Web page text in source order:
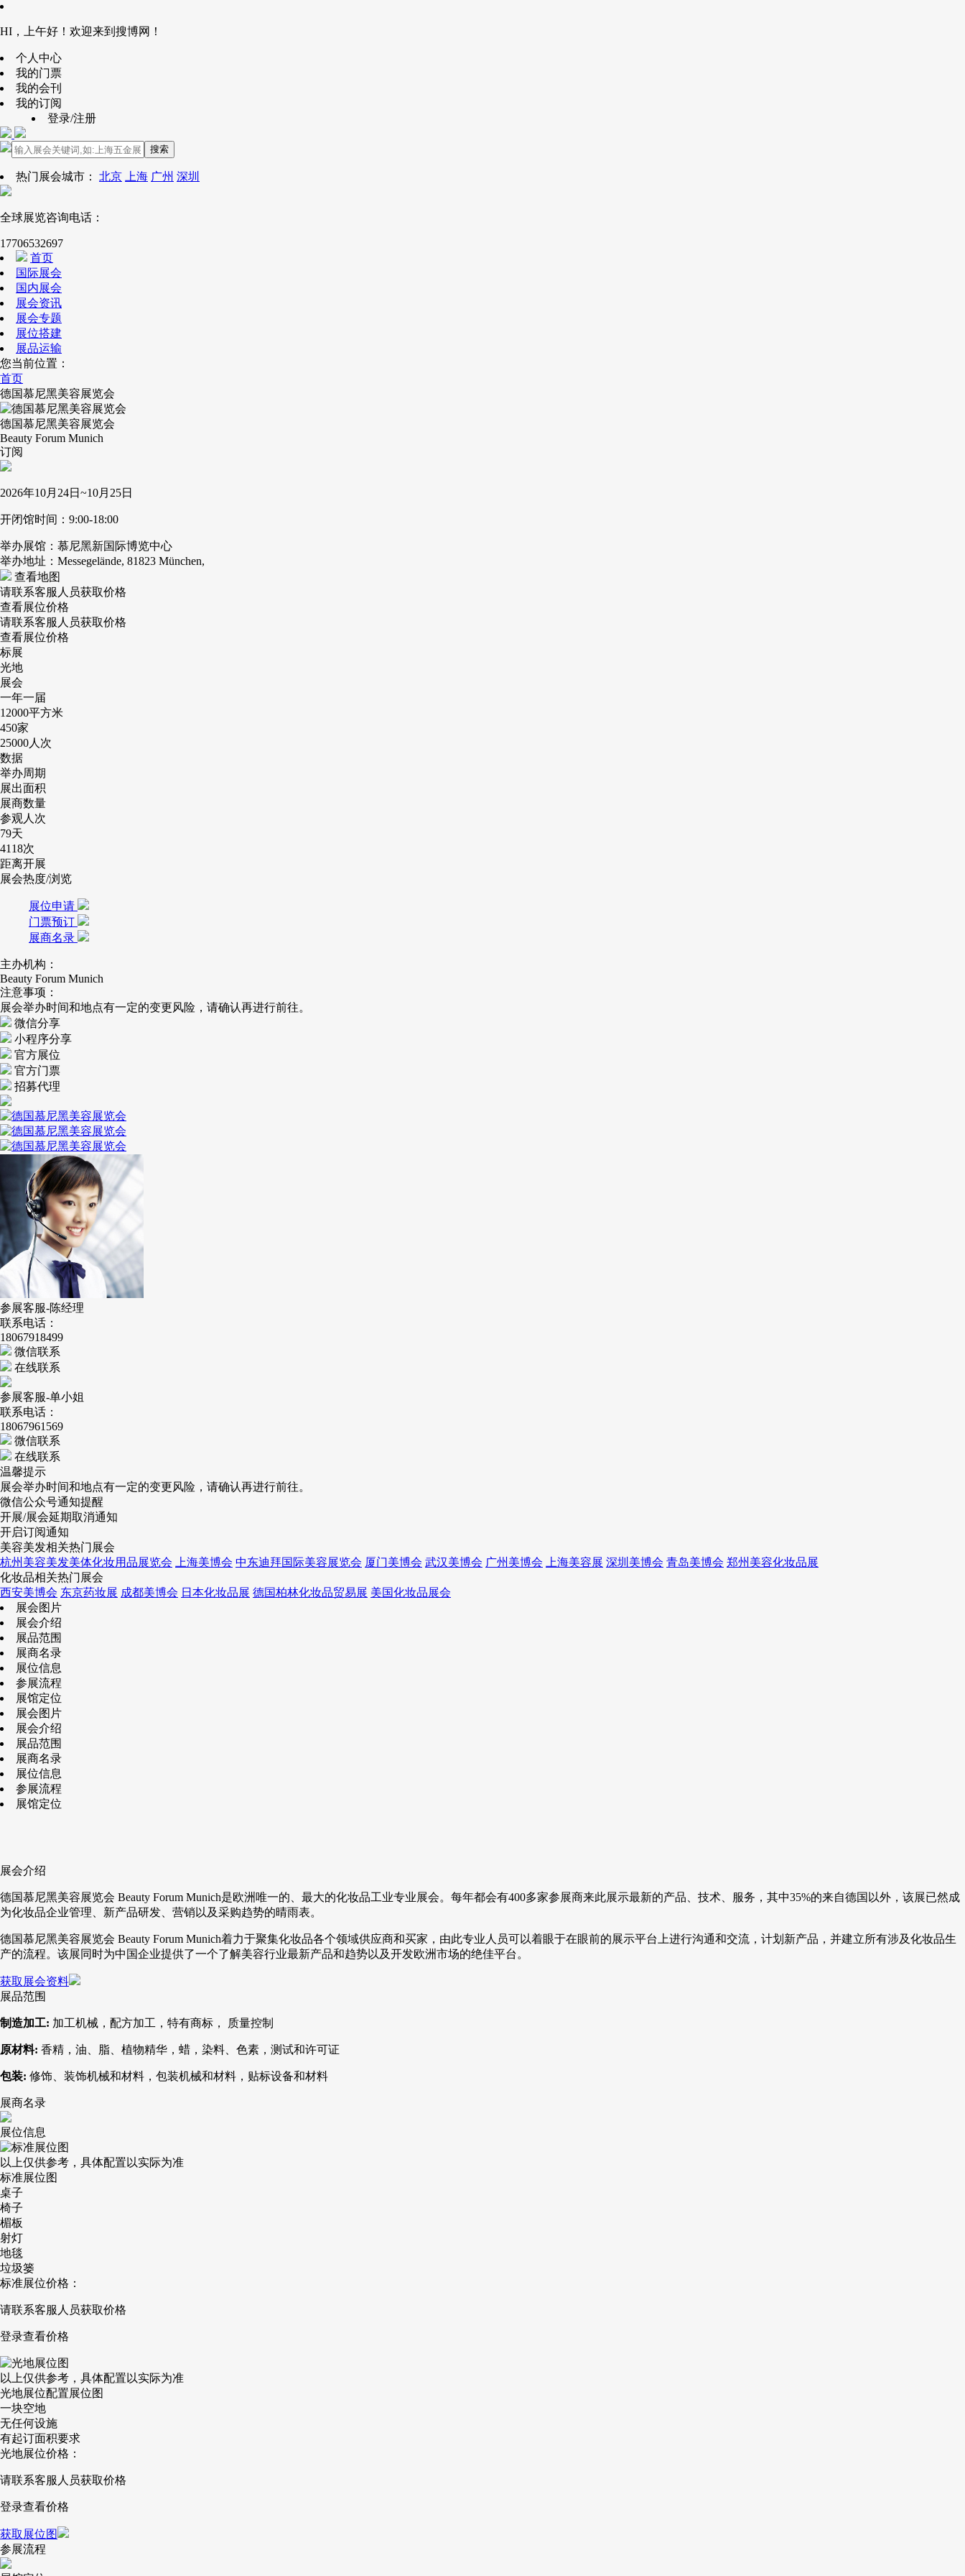
HI，上午好！欢迎来到搜博网！
个人中心
我的门票
我的会刊
我的订阅
登录/注册
搜索
热门展会城市： 北京 上海 广州 深圳
全球展览咨询电话：
17706532697
首页
国际展会
国内展会
展会资讯
展会专题
展位搭建
展品运输
您当前位置：
首页
德国慕尼黑美容展览会
德国慕尼黑美容展览会
Beauty Forum Munich
订阅
2026年10月24日~10月25日
开闭馆时间：9:00-18:00
举办展馆：慕尼黑新国际博览中心
举办地址：Messegelände, 81823 München,
查看地图
请联系客服人员获取价格
查看展位价格
请联系客服人员获取价格
查看展位价格
标展
光地
展会
一年一届
12000平方米
450家
25000人次
数据
举办周期
展出面积
展商数量
参观人次
79天
4118次
距离开展
展会热度/浏览
展位申请
门票预订
展商名录
主办机构：
Beauty Forum Munich
注意事项：
展会举办时间和地点有一定的变更风险，请确认再进行前往。
微信分享
小程序分享
官方展位
官方门票
招募代理
参展客服-陈经理
联系电话：
18067918499
微信联系
在线联系
参展客服-单小姐
联系电话：
18067961569
微信联系
在线联系
温馨提示
展会举办时间和地点有一定的变更风险，请确认再进行前往。
微信公众号通知提醒
开展/展会延期取消通知
开启订阅通知
美容美发相关热门展会
杭州美容美发美体化妆用品展览会
上海美博会 中东迪拜国际美容展览会 厦门美博会 武汉美博会 广州美博会 上海美容展 深圳美博会 青岛美博会 郑州美容化妆品展
化妆品相关热门展会
西安美博会 东京药妆展 成都美博会 日本化妆品展 德国柏林化妆品贸易展 美国化妆品展会
展会图片
展会介绍
展品范围
展商名录
展位信息
参展流程
展馆定位
展会图片
展会介绍
展品范围
展商名录
展位信息
参展流程
展馆定位
展会介绍
德国慕尼黑美容展览会 Beauty Forum Munich是欧洲唯一的、最大的化妆品工业专业展会。每年都会有400多家参展商来此展示最新的产品、技术、服务，其中35%的来自德国以外，该展已然成
为化妆品企业管理、新产品研发、营销以及采购趋势的晴雨表。
德国慕尼黑美容展览会 Beauty Forum Munich着力于聚集化妆品各个领域供应商和买家，由此专业人员可以着眼于在眼前的展示平台上进行沟通和交流，计划新产品，并建立所有涉及化妆品生
产的流程。该展同时为中国企业提供了一个了解美容行业最新产品和趋势以及开发欧洲市场的绝佳平台。
获取展会资料
展品范围
制造加工: 加工机械，配方加工，特有商标， 质量控制
原材料: 香精，油、脂、植物精华，蜡，染料、色素，测试和许可证
包装: 修饰、装饰机械和材料，包装机械和材料，贴标设备和材料
展商名录
展位信息
以上仅供参考，具体配置以实际为准
标准展位图
桌子
椅子
楣板
射灯
地毯
垃圾篓
标准展位价格：
请联系客服人员获取价格
登录查看价格
以上仅供参考，具体配置以实际为准
光地展位配置展位图
一块空地
无任何设施
有起订面积要求
光地展位价格：
请联系客服人员获取价格
登录查看价格
获取展位图
参展流程